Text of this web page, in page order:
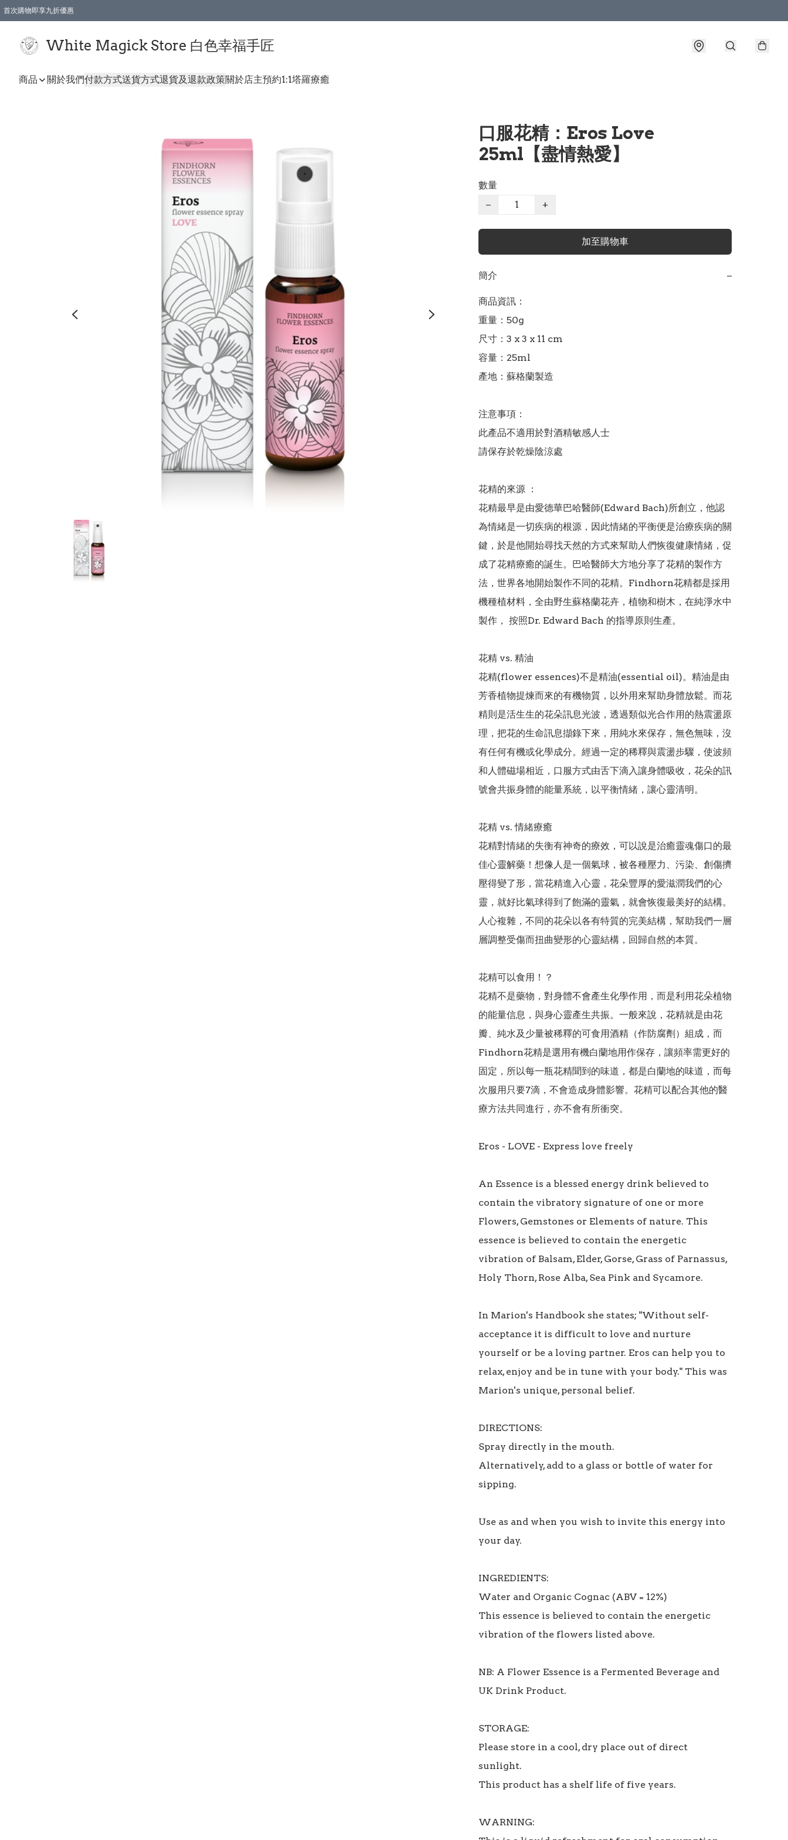
首次購物即享九折優惠
White Magick Store 白色幸福手匠
商品 關於我們付款方式送貨方式退貨及退款政策關於店主預約1:1塔羅療癒
口服花精：Eros Love
25ml【盡情熱愛】
數量
−
+
加至購物車
簡介 −
商品資訊：
重量：50g
尺寸：3 x 3 x 11 cm
容量：25ml
產地：蘇格蘭製造
注意事項：
此產品不適用於對酒精敏感人士
請保存於乾燥陰涼處
花精的來源 ：
花精最早是由愛德華巴哈醫師(Edward Bach)所創立，他認
為情緒是一切疾病的根源，因此情緒的平衡便是治療疾病的關
鍵，於是他開始尋找天然的方式來幫助人們恢復健康情緒，促
成了花精療癒的誕生。巴哈醫師大方地分享了花精的製作方
法，世界各地開始製作不同的花精。Findhorn花精都是採用
機種植材料，全由野生蘇格蘭花卉，植物和樹木，在純淨水中
製作， 按照Dr. Edward Bach 的指導原則生產。
花精 vs. 精油
花精(flower essences)不是精油(essential oil)。精油是由
芳香植物提煉而來的有機物質，以外用來幫助身體放鬆。而花
精則是活生生的花朵訊息光波，透過類似光合作用的熱震盪原
理，把花的生命訊息擷錄下來，用純水來保存，無色無味，沒
有任何有機或化學成分。經過一定的稀釋與震盪步驟，使波頻
和人體磁場相近，口服方式由舌下滴入讓身體吸收，花朵的訊
號會共振身體的能量系統，以平衡情緒，讓心靈清明。
花精 vs. 情緒療癒
花精對情緒的失衡有神奇的療效，可以說是治癒靈魂傷口的最
佳心靈解藥！想像人是一個氣球，被各種壓力、污染、創傷擠
壓得變了形，當花精進入心靈，花朵豐厚的愛滋潤我們的心
靈，就好比氣球得到了飽滿的靈氣，就會恢復最美好的結構。
人心複雜，不同的花朵以各有特質的完美結構，幫助我們一層
層調整受傷而扭曲變形的心靈結構，回歸自然的本質。
花精可以食用！？
花精不是藥物，對身體不會產生化學作用，而是利用花朵植物
的能量信息，與身心靈產生共振。一般來說，花精就是由花
瓣、純水及少量被稀釋的可食用酒精（作防腐劑）組成，而
Findhorn花精是選用有機白蘭地用作保存，讓頻率需更好的
固定，所以每一瓶花精聞到的味道，都是白蘭地的味道，而每
次服用只要7滴，不會造成身體影響。花精可以配合其他的醫
療方法共同進行，亦不會有所衝突。
Eros - LOVE - Express love freely
An Essence is a blessed energy drink believed to
contain the vibratory signature of one or more
Flowers, Gemstones or Elements of nature. This
essence is believed to contain the energetic
vibration of Balsam, Elder, Gorse, Grass of Parnassus,
Holy Thorn, Rose Alba, Sea Pink and Sycamore.
In Marion's Handbook she states; "Without self-
acceptance it is difficult to love and nurture
yourself or be a loving partner. Eros can help you to
relax, enjoy and be in tune with your body." This was
Marion's unique, personal belief.
DIRECTIONS:
Spray directly in the mouth.
Alternatively, add to a glass or bottle of water for
sipping.
Use as and when you wish to invite this energy into
your day.
INGREDIENTS:
Water and Organic Cognac (ABV = 12%)
This essence is believed to contain the energetic
vibration of the flowers listed above.
NB: A Flower Essence is a Fermented Beverage and
UK Drink Product.
STORAGE:
Please store in a cool, dry place out of direct
sunlight.
This product has a shelf life of five years.
WARNING: